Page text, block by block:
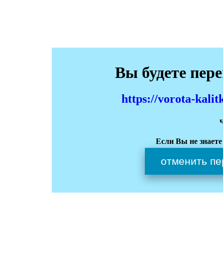
Вы будете
https://vorota-
Если Вы не
отменить